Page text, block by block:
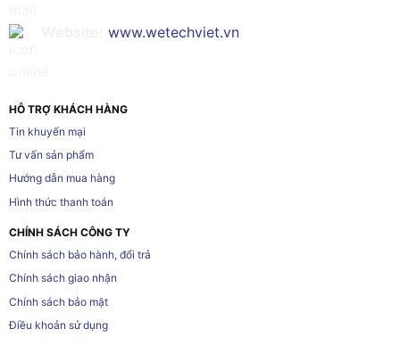
www.wetechviet.vn
HỖ TRỢ KHÁCH HÀNG
Tin khuyến mại
Tư vấn sản phẩm
Hướng dẫn mua hàng
Hình thức thanh toán
CHÍNH SÁCH CÔNG TY
Chính sách bảo hành, đổi trả
Chính sách giao nhận
Chính sách bảo mật
Điều khoản sử dụng